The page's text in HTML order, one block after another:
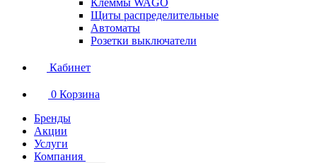
Клеммы WAGO
Щиты распределительные
Автоматы
Розетки выключатели
Кабинет
0 Корзина
Бренды
Акции
Услуги
Компания